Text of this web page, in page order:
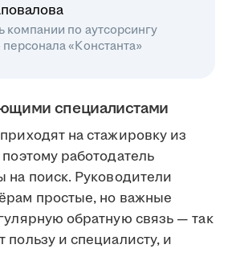
компании по аутсорсингу
«Константа»
специалистами
на стажировку из
работодатель
на поиск. Руководители
простые, но важные
обратную связь — так
пользу и специалисту, и